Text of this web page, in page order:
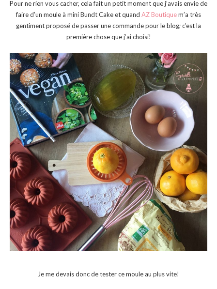
Pour ne rien vous cacher, cela fait un petit moment que j’avais envie de
faire d’un moule à mini Bundt Cake et quand AZ Boutiquem’a très
gentiment proposé de passer une commande pour le blog; c’est la
première chose que j’ai choisi!
Je me devais donc de tester ce moule au plus vite!